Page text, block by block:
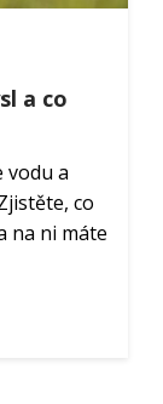
a co
vodu a
co
na ni máte